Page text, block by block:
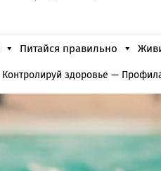
Питайся правильно
Контролируй здоровье —